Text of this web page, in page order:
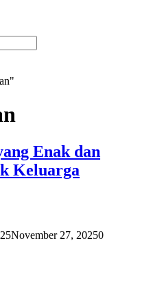
Enak dan
Keluarga
November 27, 20250